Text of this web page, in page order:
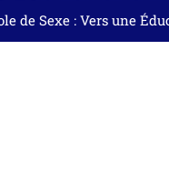
de Sexe : Vers une